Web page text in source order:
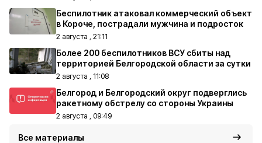
Беспилотник атаковал коммерческий объект
в Короче, пострадали мужчина и подросток
2 августа , 21:11
Более 200 беспилотников ВСУ сбиты над
территорией Белгородской области за сутки
2 августа , 11:08
Белгород и Белгородский округ подверглись
ракетному обстрелу со стороны Украины
2 августа , 09:49
Все материалы